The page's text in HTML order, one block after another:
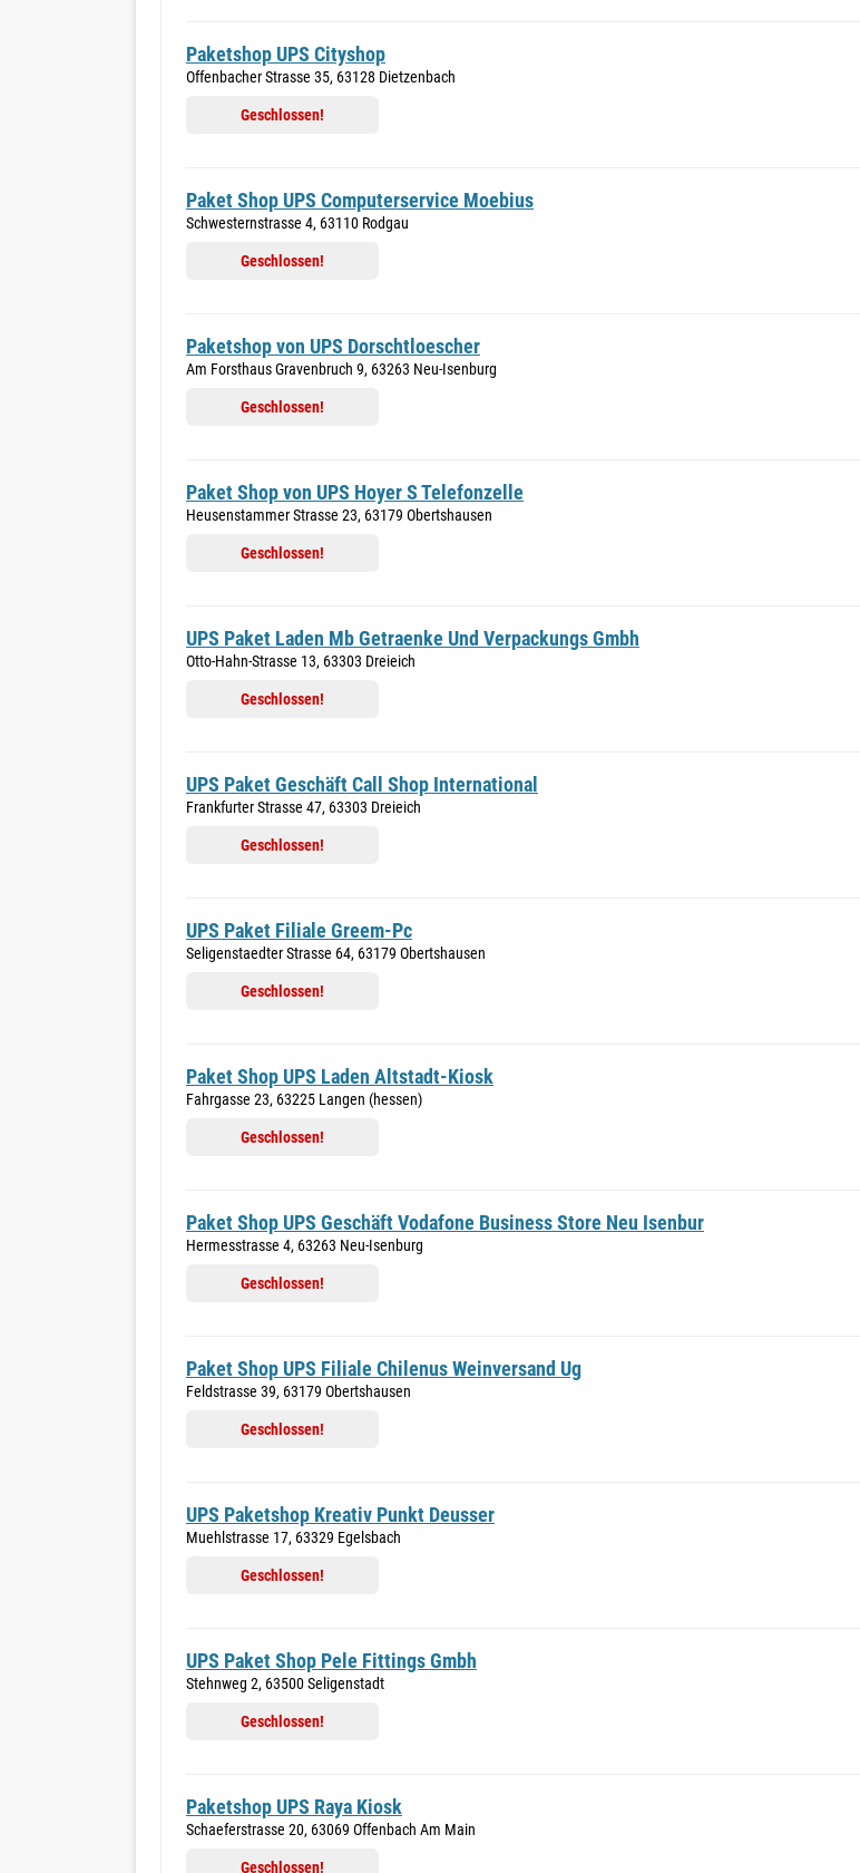
Paketshop UPS Cityshop
Offenbacher Strasse 35, 63128 Dietzenbach
Geschlossen!
Paket Shop UPS Computerservice Moebius
Schwesternstrasse 4, 63110 Rodgau
Geschlossen!
Paketshop von UPS Dorschtloescher
Am Forsthaus Gravenbruch 9, 63263 Neu-Isenburg
Geschlossen!
Paket Shop von UPS Hoyer S Telefonzelle
Heusenstammer Strasse 23, 63179 Obertshausen
Geschlossen!
UPS Paket Laden Mb Getraenke Und Verpackungs Gmbh
Otto-Hahn-Strasse 13, 63303 Dreieich
Geschlossen!
UPS Paket Geschäft Call Shop International
Frankfurter Strasse 47, 63303 Dreieich
Geschlossen!
UPS Paket Filiale Greem-Pc
Seligenstaedter Strasse 64, 63179 Obertshausen
Geschlossen!
Paket Shop UPS Laden Altstadt-Kiosk
Fahrgasse 23, 63225 Langen (hessen)
Geschlossen!
Paket Shop UPS Geschäft Vodafone Business Store Neu Isenbur
Hermesstrasse 4, 63263 Neu-Isenburg
Geschlossen!
Paket Shop UPS Filiale Chilenus Weinversand Ug
Feldstrasse 39, 63179 Obertshausen
Geschlossen!
UPS Paketshop Kreativ Punkt Deusser
Muehlstrasse 17, 63329 Egelsbach
Geschlossen!
UPS Paket Shop Pele Fittings Gmbh
Stehnweg 2, 63500 Seligenstadt
Geschlossen!
Paketshop UPS Raya Kiosk
Schaeferstrasse 20, 63069 Offenbach Am Main
Geschlossen!